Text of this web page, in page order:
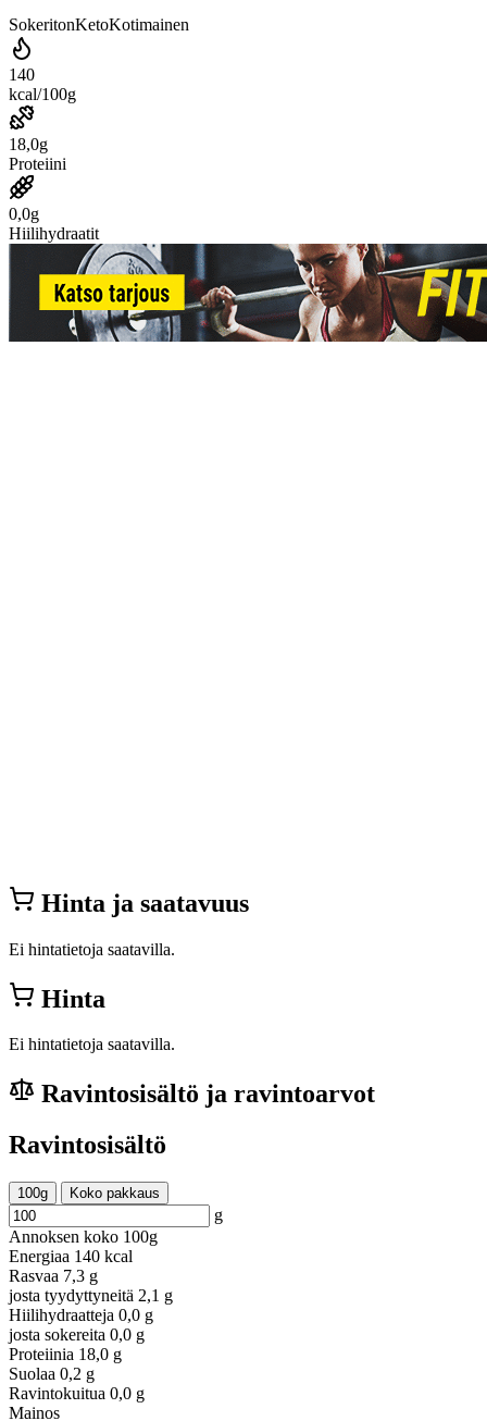
SokeritonKetoKotimainen
140
kcal/100g
18,0g
Proteiini
0,0g
Hiilihydraatit
Hinta ja saatavuus
Ei hintatietoja saatavilla.
Hinta
Ei hintatietoja saatavilla.
Ravintosisältö ja ravintoarvot
Ravintosisältö
100g Koko pakkaus
g
Annoksen koko 100g
Energiaa 140 kcal
Rasvaa 7,3 g
josta tyydyttyneitä 2,1 g
Hiilihydraatteja 0,0 g
josta sokereita 0,0 g
Proteiinia 18,0 g
Suolaa 0,2 g
Ravintokuitua 0,0 g
Mainos